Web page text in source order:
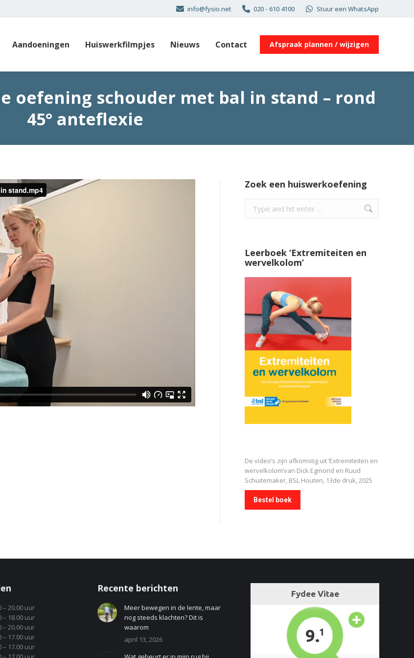
info@fysio.net 020 - 610 4100 Stuur een WhatsApp
Aandoeningen Huiswerkfilmpjes Nieuws Contact Afspraak plannen / wijzigen
oefening schouder met bal in stand – rond
45° anteflexie
Zoek een huiswerkoefening
Leerboek ‘Extremiteiten en
wervelkolom’
De video’s zijn afkomstig uit‘Extremiteiten en
wervelkolom’van Dick Egmond en Ruud
Schuitemaker, BSL Houten, 13de druk, 2025
Bestel boek
– 20.00 uur
– 18.00 uur
– 20.00 uur
– 17.00 uur
– 17.00 uur
Recente berichten
Meer bewegen in de lente, maar
nog steeds klachten? Dit is
waarom
april 13, 2026